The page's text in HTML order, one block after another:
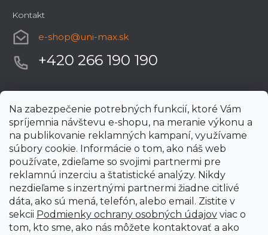
Na zabezpečenie potrebných funkcií, ktoré Vám
spríjemnia návštevu e-shopu, na meranie výkonu a
na publikovanie reklamných kampaní, využívame
súbory cookie. Informácie o tom, ako náš web
používate, zdieľame so svojimi partnermi pre
reklamnú inzerciu a štatistické analýzy. Nikdy
nezdieľame s inzertnými partnermi žiadne citlivé
dáta, ako sú mená, telefón, alebo email. Zistite v
sekcii Podmienky ochrany osobných údajov viac o
tom, kto sme, ako nás môžete kontaktovať a ako
Kontakt
e-shop@uni-max.sk
+420 266 190 190